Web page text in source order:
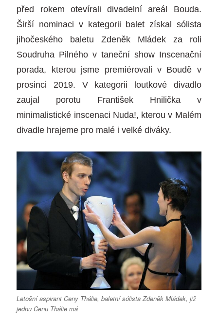
před rokem otevírali divadelní areál Bouda.
Širší nominaci v kategorii balet získal sólista
jihočeského baletu Zdeněk Mládek za roli
Soudruha Pilného v taneční show Inscenační
porada, kterou jsme premiérovali v Boudě v
prosinci 2019. V kategorii loutkové divadlo
zaujal porotu František Hnilička v
minimalistické inscenaci Nuda!, kterou v Malém
divadle hrajeme pro malé i velké diváky.
Letošní aspirant Ceny Thálie, baletní sólista Zdeněk Mládek, již
jednu Cenu Thálie má